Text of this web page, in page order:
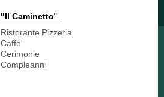
"Il Caminetto"
Ristorante Pizzeria
Caffe'
Cerimonie
Compleanni